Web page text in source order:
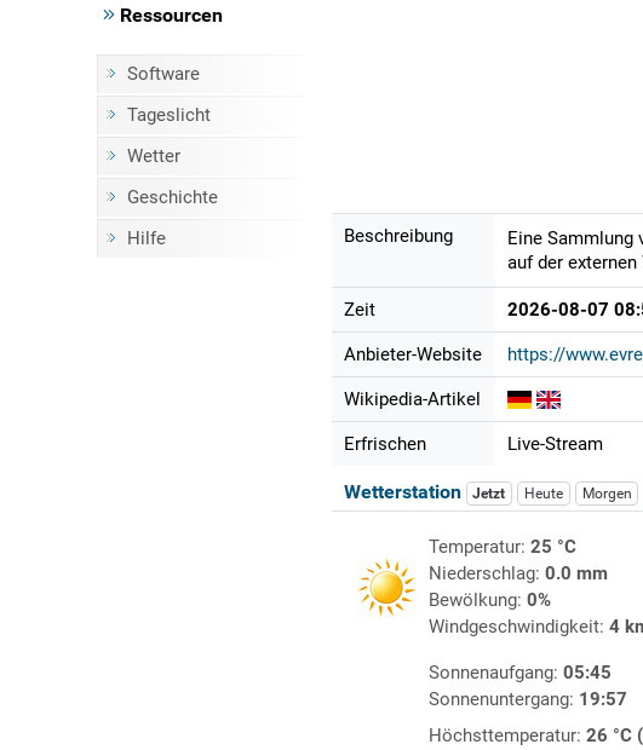
Ressourcen
Software
Tageslicht
Wetter
Geschichte
Hilfe
Beschreibung
Eine Sammlung
auf der externen
Zeit 2026-08-07
Anbieter-Website https://
Wikipedia-Artikel
Erfrischen Live-Stream
Wetterstation Jetzt Heute Morgen
Temperatur: 25 °C
Niederschlag: 0.0 mm
Bewölkung: 0%
Windgeschwindigkeit: 4
Sonnenaufgang: 05:45
Sonnenuntergang: 19:57
Höchsttemperatur: 26 °C